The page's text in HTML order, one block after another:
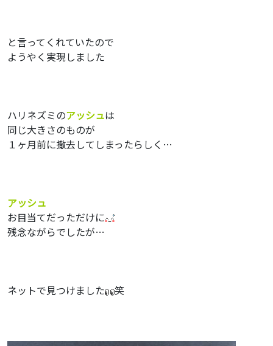
と言ってくれていたので
ようやく実現しました
ハリネズミのアッシュは
同じ大きさのものが
１ヶ月前に撤去してしまったらしく…
アッシュ
お目当てだっただけに
残念ながらでしたが…
ネットで見つけました 笑